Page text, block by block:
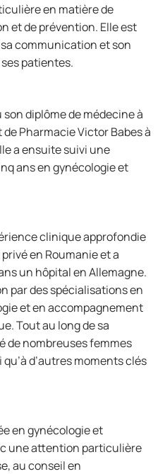
en matière de
et de prévention. Elle est
communication et son
patientes.
diplôme de médecine à
Pharmacie Victor Babes à
a ensuite suivi une
ans en gynécologie et
clinique approfondie
en Roumanie et a
un hôpital en Allemagne.
par des spécialisations en
et en accompagnement
Tout au long de sa
de nombreuses femmes
d’autres moments clés
en gynécologie et
une attention particulière
au conseil en